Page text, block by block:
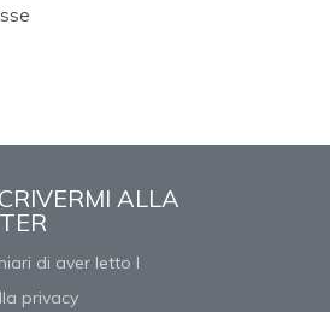
ALLA
di aver letto l
privacy